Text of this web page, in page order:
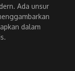
Ada unsur
dalam